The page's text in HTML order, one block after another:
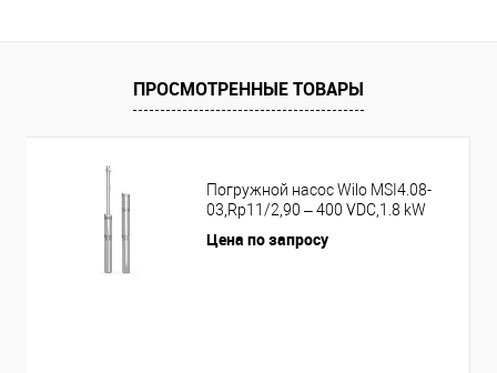
ПРОСМОТРЕННЫЕ ТОВАРЫ
Погружной насос Wilo MSI4.08-
03,Rp11/2,90 – 400 VDC,1.8 kW
Цена по запросу